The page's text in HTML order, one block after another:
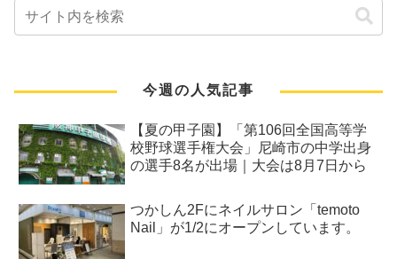
今週の人気記事
【夏の甲子園】「第106回全国高等学
校野球選手権大会」尼崎市の中学出身
の選手8名が出場｜大会は8月7日から
つかしん2Fにネイルサロン「temoto
Nail」が1/2にオープンしています。